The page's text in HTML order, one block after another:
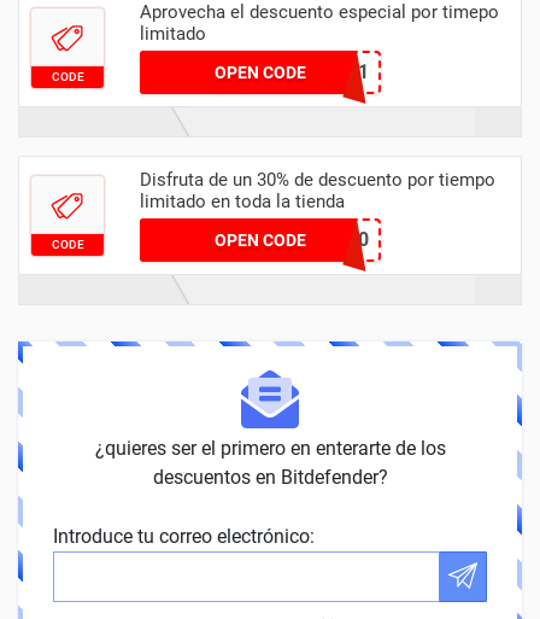
CODE
Aprovecha el descuento especial por timepo
limitado
OPEN CODESEM2021
CODE
Disfruta de un 30% de descuento por tiempo
limitado en toda la tienda
OPEN CODEHONEY30
¿quieres ser el primero en enterarte de los
descuentos en Bitdefender?
Introduce tu correo electrónico: